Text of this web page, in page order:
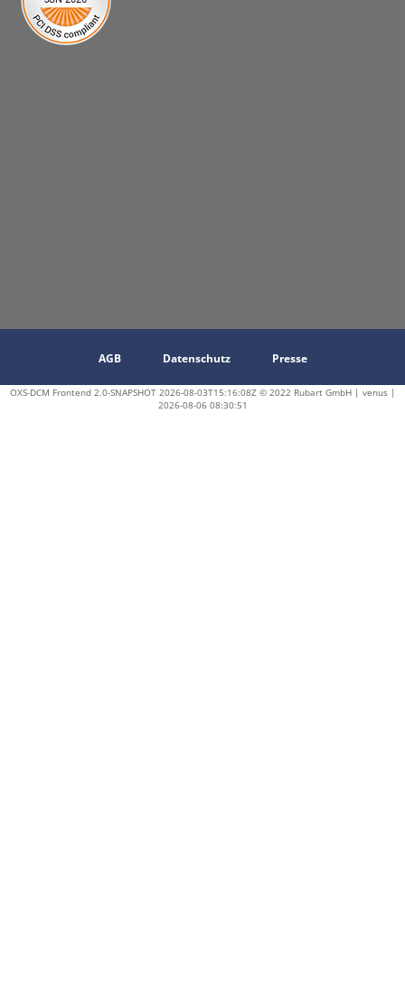
AGB Datenschutz Presse
OXS-DCM Frontend 2.0-SNAPSHOT 2026-08-03T15:16:08Z © 2022 Rubart GmbH | venus |
2026-08-06 08:30:51